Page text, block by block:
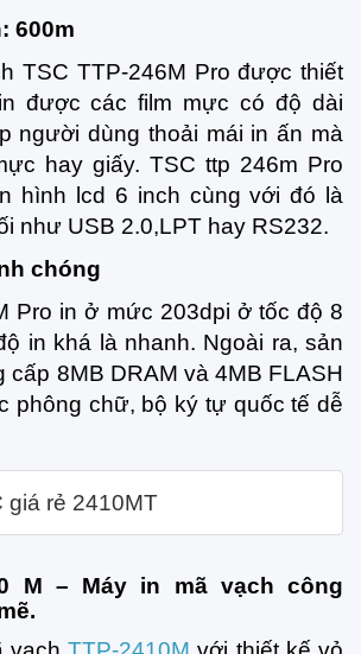
600m
TSC TTP-246M Pro được thiết
được các film mực có độ dài
người dùng thoải mái in ấn mà
hay giấy. TSC ttp 246m Pro
hình lcd 6 inch cùng với đó là
như USB 2.0,LPT hay RS232.
chóng
Pro in ở mức 203dpi ở tốc độ 8
in khá là nhanh. Ngoài ra, sản
cấp 8MB DRAM và 4MB FLASH
phông chữ, bộ ký tự quốc tế dễ
giá rẻ 2410MT
M – Máy in mã vạch công